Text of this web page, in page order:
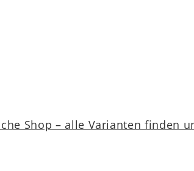
Shop – alle Varianten finden